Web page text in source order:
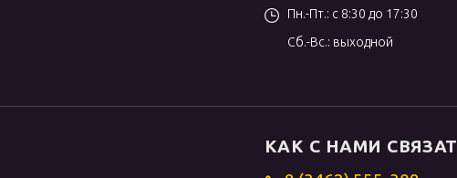
Пн.-Пт.: с 8:30 до 17:30
Сб.-Вс.: выходной
КАК С НАМИ